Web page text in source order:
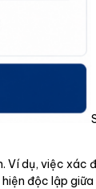
Ví dụ, việc xác
độc lập